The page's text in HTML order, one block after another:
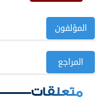
المؤلفون
المراجع
متعلقات